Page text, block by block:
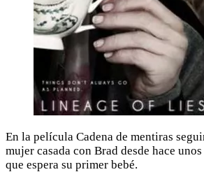
En la película Cadena de mentiras
mujer casada con Brad desde hace
que espera su primer bebé.